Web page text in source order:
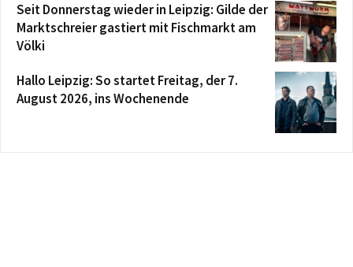
Seit Donnerstag wieder in Leipzig: Gilde der
Marktschreier gastiert mit Fischmarkt am
Völki
Hallo Leipzig: So startet Freitag, der 7.
August 2026, ins Wochenende